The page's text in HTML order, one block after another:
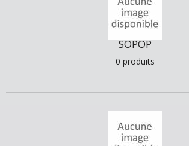
SOPOP
0 produits